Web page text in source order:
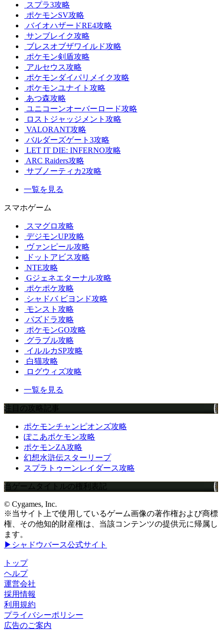
スプラ3攻略
ポケモンSV攻略
バイオハザードRE4攻略
サンブレイク攻略
ブレスオブザワイルド攻略
ポケモン剣盾攻略
アルセウス攻略
ポケモンダイパリメイク攻略
ポケモンユナイト攻略
あつ森攻略
ユニコーンオーバーロード攻略
ロストジャッジメント攻略
VALORANT攻略
バルダーズゲート3攻略
LET IT DIE: INFERNO攻略
ARC Raiders攻略
サブノーティカ2攻略
一覧を見る
スマホゲーム
スマグロ攻略
デジモンUP攻略
ヴァンピール攻略
ドットアビス攻略
NTE攻略
Gジェネエターナル攻略
ポケポケ攻略
シャドバ ビヨンド攻略
モンスト攻略
パズドラ攻略
ポケモンGO攻略
グラブル攻略
イルルカSP攻略
白猫攻略
ログウィズ攻略
一覧を見る
注目の攻略記事
ポケモンチャンピオンズ攻略
ぽこあポケモン攻略
ポケモンZA攻略
幻想水滸伝スターリープ
スプラトゥーンレイダース攻略
当ゲームタイトルの権利表記
© Cygames, Inc.
※当サイト上で使用しているゲーム画像の著作権および商標
権、その他知的財産権は、当該コンテンツの提供元に帰属し
ます。
▶シャドウバース公式サイト
トップ
ヘルプ
運営会社
採用情報
利用規約
プライバシーポリシー
広告のご案内